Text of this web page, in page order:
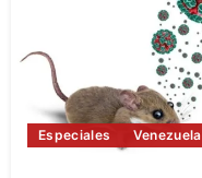
Especiales Venezuela